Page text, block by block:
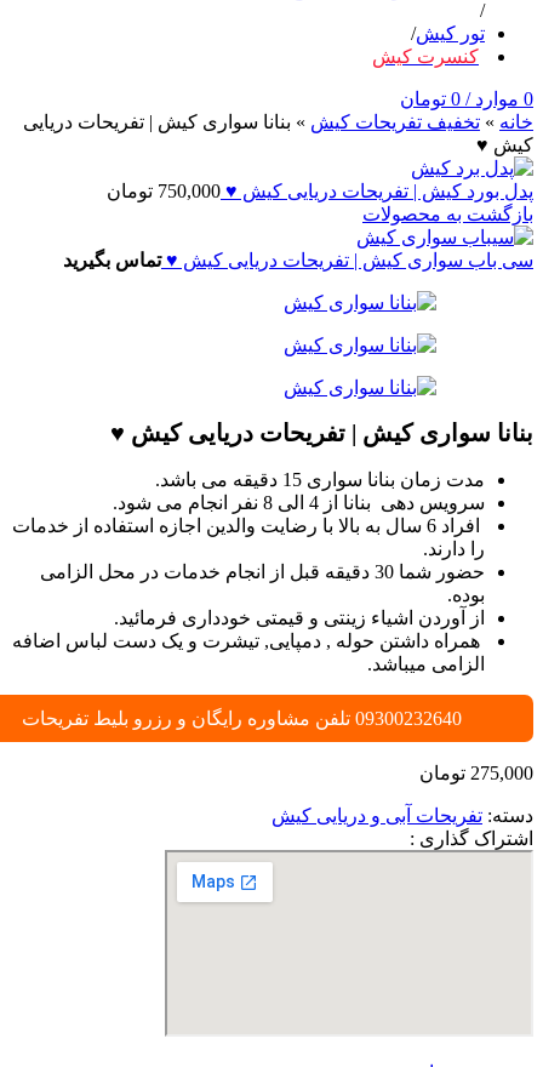
تور کیش
کنسرت کیش
0 موارد /
0 تومان
خانه » تخفيف تفريحات کيش » بنانا سواری کیش | تفریحات دریایی
کیش ♥
پدل بورد کیش | تفریحات دریایی کیش ♥ 750,000 تومان
بازگشت به محصولات
سی باب سواری کیش | تفریحات دریایی کیش ♥تماس بگیرید
بنانا سواری کیش | تفریحات دریایی کیش ♥
مدت زمان بنانا سواری 15 دقیقه می باشد.
سرویس دهی بنانا از 4 الی 8 نفر انجام می شود.
افراد 6 سال به بالا با رضایت والدین اجازه استفاده از خدمات
را دارند.
حضور شما 30 دقیقه قبل از انجام خدمات در محل الزامی
بوده.
از آوردن اشیاء زینتی و قیمتی خودداری فرمائید.
همراه داشتن حوله , دمپایی, تیشرت و یک دست لباس اضافه
الزامی میباشد.
09300232640 تلفن مشاوره رایگان و رزرو بلیط تفریحات
275,000 تومان
دسته: تفریحات آبی و دریایی کیش
اشتراک گذاری :